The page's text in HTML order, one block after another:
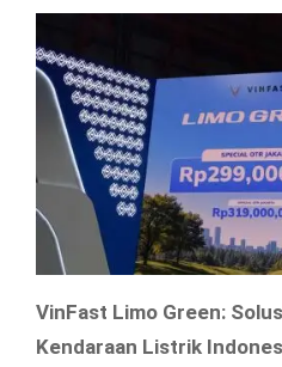
VinFast Limo Green:
Kendaraan Listrik